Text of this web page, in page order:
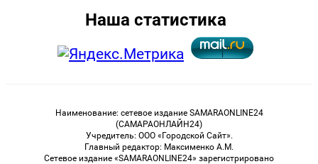
Наша статистика
Наименование: сетевое издание SAMARAONLINE24
(САМАРАОНЛАЙН24)
Учредитель: ООО «Городской Сайт».
Главный редактор: Максименко А.М.
Сетевое издание «SAMARAONLINE24» зарегистрировано